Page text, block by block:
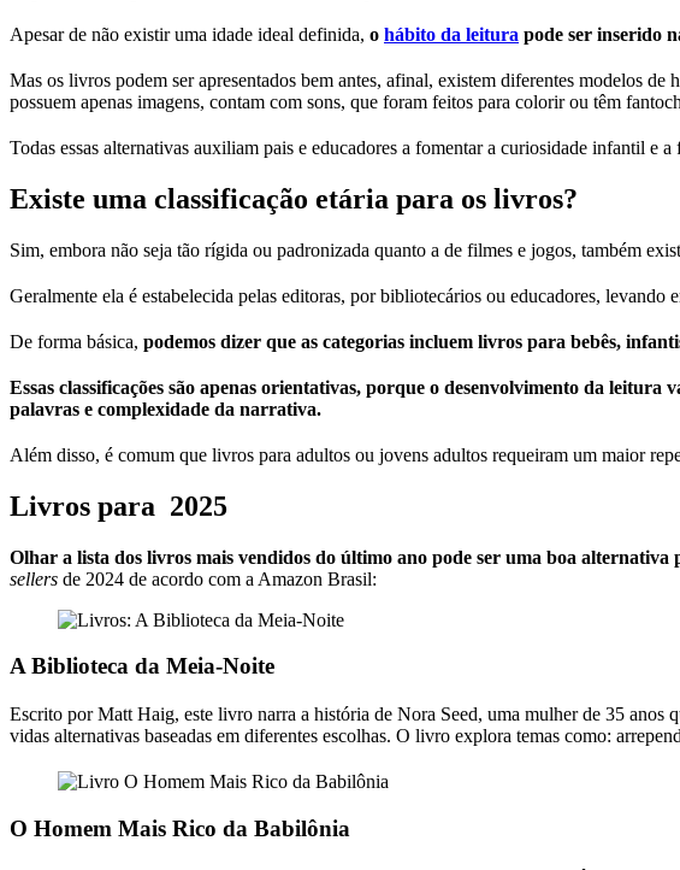
Apesar de não existir uma idade ideal definida, o hábito da leitura pode ser inserido
Mas os livros podem ser apresentados bem antes, afinal, existem diferentes modelos
possuem apenas imagens, contam com sons, que foram feitos para colorir ou têm
Todas essas alternativas auxiliam pais e educadores a fomentar a curiosidade infantil e
Existe uma classificação etária para os livros?
Sim, embora não seja tão rígida ou padronizada quanto a de filmes e jogos, também
Geralmente ela é estabelecida pelas editoras, por bibliotecários ou educadores,
De forma básica, podemos dizer que as categorias incluem livros para bebês,
Essas classificações são apenas orientativas, porque o desenvolvimento da
palavras e complexidade da narrativa.
Além disso, é comum que livros para adultos ou jovens adultos requeiram um maior
Livros para 2025
Olhar a lista dos livros mais vendidos do último ano pode ser uma boa alternativa
sellers de 2024 de acordo com a Amazon Brasil:
A Biblioteca da Meia-Noite
Escrito por Matt Haig, este livro narra a história de Nora Seed, uma mulher de 35 anos
vidas alternativas baseadas em diferentes escolhas. O livro explora temas como:
O Homem Mais Rico da Babilônia